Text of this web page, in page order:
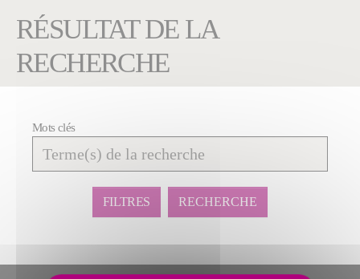
RÉSULTAT DE LA
RECHERCHE
Affiner
la
recherche
Mots clés
FILTRES RECHERCHE